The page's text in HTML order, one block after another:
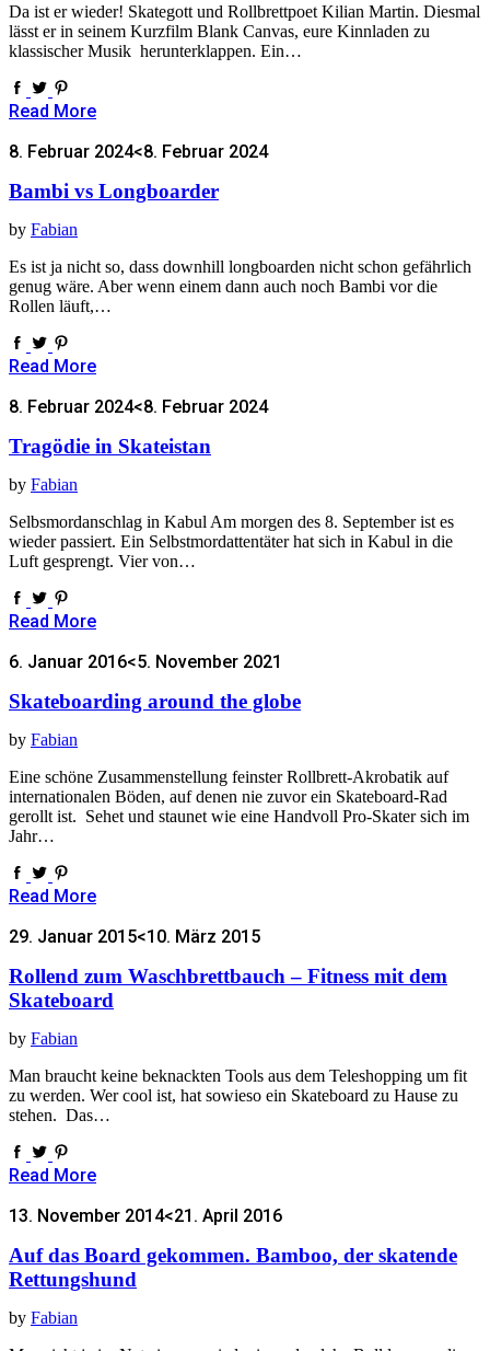
Da ist er wieder! Skategott und Rollbrettpoet Kilian Martin. Diesmal
lässt er in seinem Kurzfilm Blank Canvas, eure Kinnladen zu
klassischer Musik herunterklappen. Ein…
Read More
8. Februar 2024<8. Februar 2024
Bambi vs Longboarder
by Fabian
Es ist ja nicht so, dass downhill longboarden nicht schon gefährlich
genug wäre. Aber wenn einem dann auch noch Bambi vor die
Rollen läuft,…
Read More
8. Februar 2024<8. Februar 2024
Tragödie in Skateistan
by Fabian
Selbsmordanschlag in Kabul Am morgen des 8. September ist es
wieder passiert. Ein Selbstmordattentäter hat sich in Kabul in die
Luft gesprengt. Vier von…
Read More
6. Januar 2016<5. November 2021
Skateboarding around the globe
by Fabian
Eine schöne Zusammenstellung feinster Rollbrett-Akrobatik auf
internationalen Böden, auf denen nie zuvor ein Skateboard-Rad
gerollt ist. Sehet und staunet wie eine Handvoll Pro-Skater sich im
Jahr…
Read More
29. Januar 2015<10. März 2015
Rollend zum Waschbrettbauch – Fitness mit dem
Skateboard
by Fabian
Man braucht keine beknackten Tools aus dem Teleshopping um fit
zu werden. Wer cool ist, hat sowieso ein Skateboard zu Hause zu
stehen. Das…
Read More
13. November 2014<21. April 2016
Auf das Board gekommen. Bamboo, der skatende
Rettungshund
by Fabian